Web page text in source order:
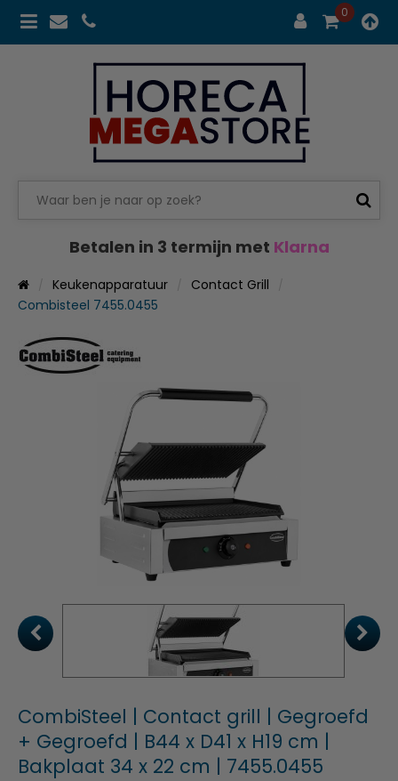
0
Betalen in 3 termijn met Klarna
Keukenapparatuur
Contact Grill
Combisteel 7455.0455
CombiSteel | Contact grill | Gegroefd
+ Gegroefd | B44 x D41 x H19 cm |
Bakplaat 34 x 22 cm | 7455.0455